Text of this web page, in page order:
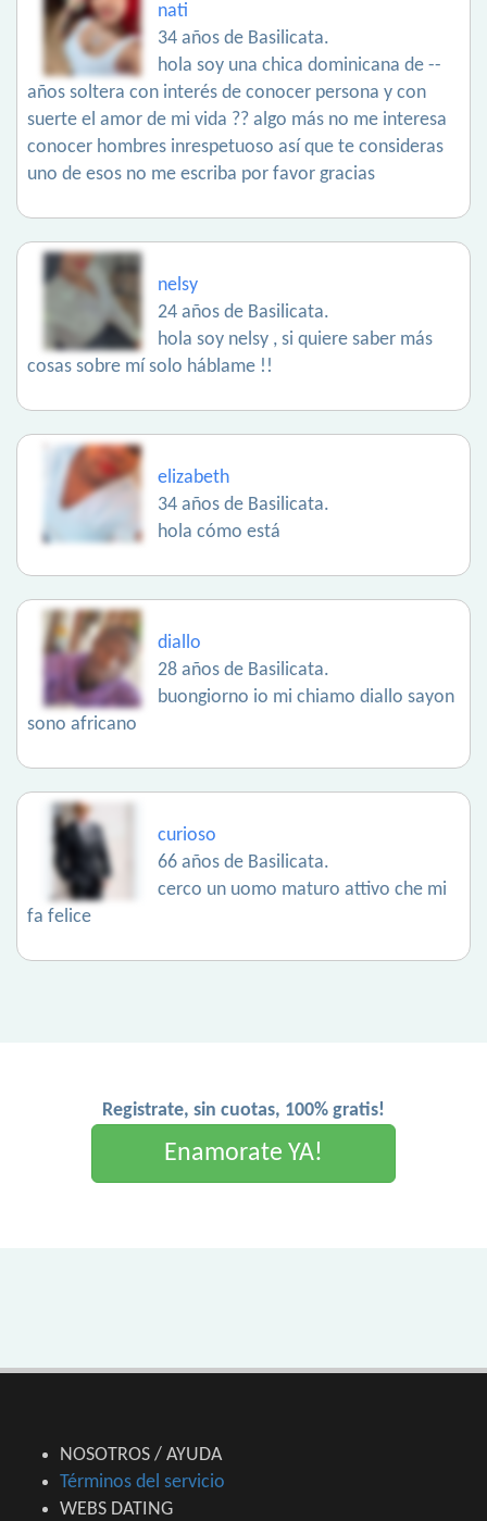
nati
34 años de Basilicata.
hola soy una chica dominicana de --
años soltera con interés de conocer persona y con
suerte el amor de mi vida ?? algo más no me interesa
conocer hombres inrespetuoso así que te consideras
uno de esos no me escriba por favor gracias
nelsy
24 años de Basilicata.
hola soy nelsy , si quiere saber más
cosas sobre mí solo háblame !!
elizabeth
34 años de Basilicata.
hola cómo está
diallo
28 años de Basilicata.
buongiorno io mi chiamo diallo sayon
sono africano
curioso
66 años de Basilicata.
cerco un uomo maturo attivo che mi
fa felice
Registrate, sin cuotas, 100% gratis!
Enamorate YA!
NOSOTROS / AYUDA
Términos del servicio
WEBS DATING